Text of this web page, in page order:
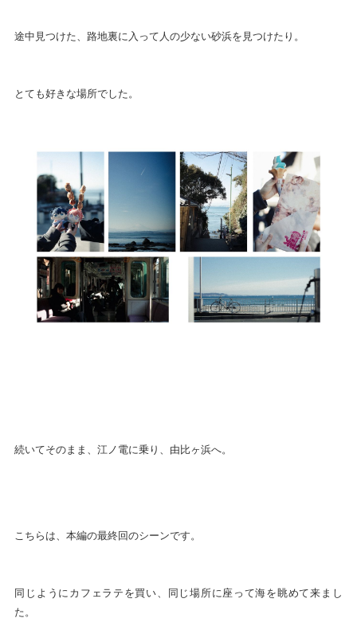
途中見つけた、路地裏に入って人の少ない砂浜を見つけたり。
とても好きな場所でした。
続いてそのまま、江ノ電に乗り、由比ヶ浜へ。
こちらは、本編の最終回のシーンです。
同じようにカフェラテを買い、同じ場所に座って海を眺めて来まし
た。